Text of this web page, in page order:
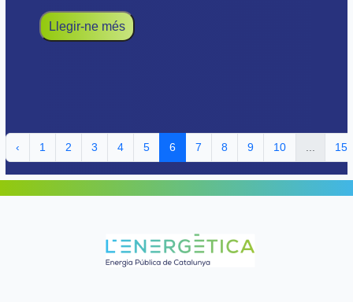
Llegir-ne més
‹ 1 2 3 4 5 6 7 8 9 10 15